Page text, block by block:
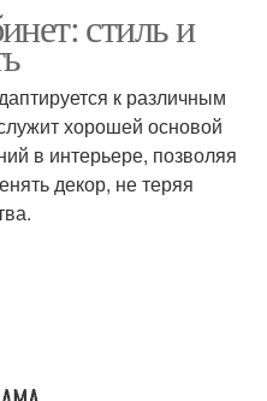
стиль и
к различным
хорошей основой
в интерьере, позволяя
декор, не теряя